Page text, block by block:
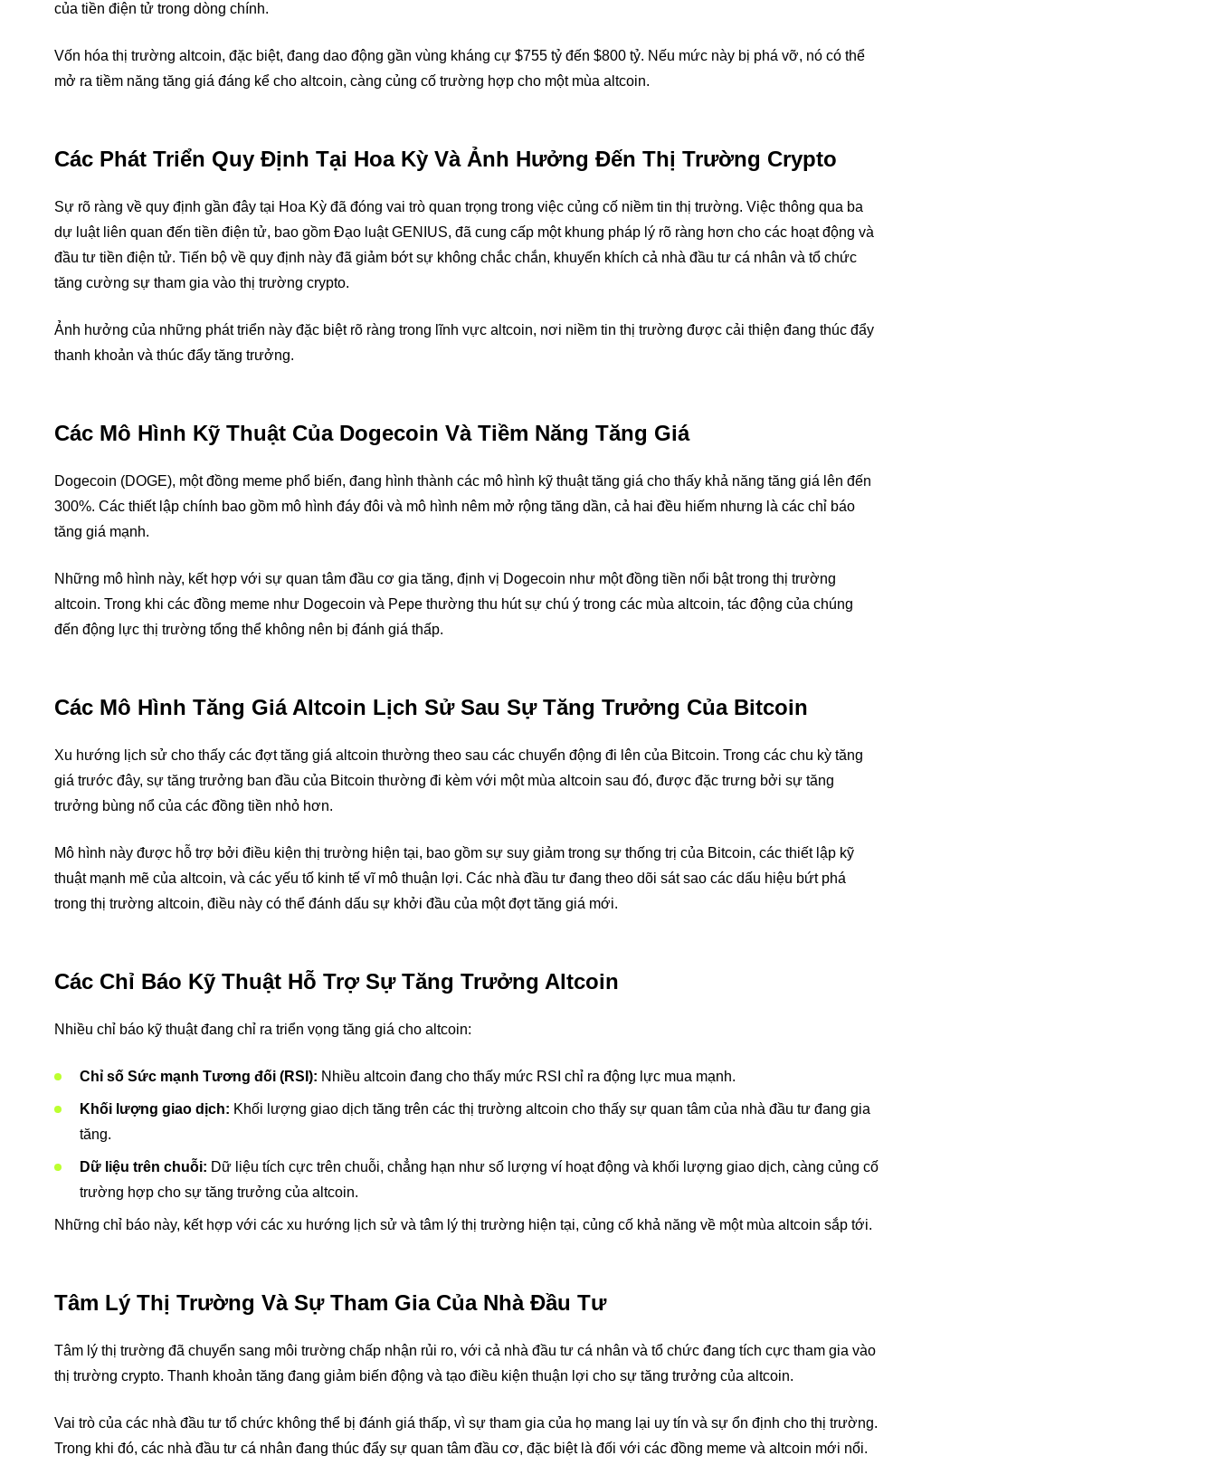
của tiền điện tử trong dòng chính.
Vốn hóa thị trường altcoin, đặc biệt, đang dao động gần vùng kháng cự $755 tỷ đến $800 tỷ. Nếu mức này bị phá vỡ, nó có thể
mở ra tiềm năng tăng giá đáng kể cho altcoin, càng củng cố trường hợp cho một mùa altcoin.
Các Phát Triển Quy Định Tại Hoa Kỳ Và Ảnh Hưởng Đến Thị Trường Crypto
Sự rõ ràng về quy định gần đây tại Hoa Kỳ đã đóng vai trò quan trọng trong việc củng cố niềm tin thị trường. Việc thông qua ba
dự luật liên quan đến tiền điện tử, bao gồm Đạo luật GENIUS, đã cung cấp một khung pháp lý rõ ràng hơn cho các hoạt động và
đầu tư tiền điện tử. Tiến bộ về quy định này đã giảm bớt sự không chắc chắn, khuyến khích cả nhà đầu tư cá nhân và tổ chức
tăng cường sự tham gia vào thị trường crypto.
Ảnh hưởng của những phát triển này đặc biệt rõ ràng trong lĩnh vực altcoin, nơi niềm tin thị trường được cải thiện đang thúc đẩy
thanh khoản và thúc đẩy tăng trưởng.
Các Mô Hình Kỹ Thuật Của Dogecoin Và Tiềm Năng Tăng Giá
Dogecoin (DOGE), một đồng meme phổ biến, đang hình thành các mô hình kỹ thuật tăng giá cho thấy khả năng tăng giá lên đến
300%. Các thiết lập chính bao gồm mô hình đáy đôi và mô hình nêm mở rộng tăng dần, cả hai đều hiếm nhưng là các chỉ báo
tăng giá mạnh.
Những mô hình này, kết hợp với sự quan tâm đầu cơ gia tăng, định vị Dogecoin như một đồng tiền nổi bật trong thị trường
altcoin. Trong khi các đồng meme như Dogecoin và Pepe thường thu hút sự chú ý trong các mùa altcoin, tác động của chúng
đến động lực thị trường tổng thể không nên bị đánh giá thấp.
Các Mô Hình Tăng Giá Altcoin Lịch Sử Sau Sự Tăng Trưởng Của Bitcoin
Xu hướng lịch sử cho thấy các đợt tăng giá altcoin thường theo sau các chuyển động đi lên của Bitcoin. Trong các chu kỳ tăng
giá trước đây, sự tăng trưởng ban đầu của Bitcoin thường đi kèm với một mùa altcoin sau đó, được đặc trưng bởi sự tăng
trưởng bùng nổ của các đồng tiền nhỏ hơn.
Mô hình này được hỗ trợ bởi điều kiện thị trường hiện tại, bao gồm sự suy giảm trong sự thống trị của Bitcoin, các thiết lập kỹ
thuật mạnh mẽ của altcoin, và các yếu tố kinh tế vĩ mô thuận lợi. Các nhà đầu tư đang theo dõi sát sao các dấu hiệu bứt phá
trong thị trường altcoin, điều này có thể đánh dấu sự khởi đầu của một đợt tăng giá mới.
Các Chỉ Báo Kỹ Thuật Hỗ Trợ Sự Tăng Trưởng Altcoin
Nhiều chỉ báo kỹ thuật đang chỉ ra triển vọng tăng giá cho altcoin:
Chỉ số Sức mạnh Tương đối (RSI): Nhiều altcoin đang cho thấy mức RSI chỉ ra động lực mua mạnh.
Khối lượng giao dịch: Khối lượng giao dịch tăng trên các thị trường altcoin cho thấy sự quan tâm của nhà đầu tư đang gia
tăng.
Dữ liệu trên chuỗi: Dữ liệu tích cực trên chuỗi, chẳng hạn như số lượng ví hoạt động và khối lượng giao dịch, càng củng cố
trường hợp cho sự tăng trưởng của altcoin.
Những chỉ báo này, kết hợp với các xu hướng lịch sử và tâm lý thị trường hiện tại, củng cố khả năng về một mùa altcoin sắp tới.
Tâm Lý Thị Trường Và Sự Tham Gia Của Nhà Đầu Tư
Tâm lý thị trường đã chuyển sang môi trường chấp nhận rủi ro, với cả nhà đầu tư cá nhân và tổ chức đang tích cực tham gia vào
thị trường crypto. Thanh khoản tăng đang giảm biến động và tạo điều kiện thuận lợi cho sự tăng trưởng của altcoin.
Vai trò của các nhà đầu tư tổ chức không thể bị đánh giá thấp, vì sự tham gia của họ mang lại uy tín và sự ổn định cho thị trường.
Trong khi đó, các nhà đầu tư cá nhân đang thúc đẩy sự quan tâm đầu cơ, đặc biệt là đối với các đồng meme và altcoin mới nổi.